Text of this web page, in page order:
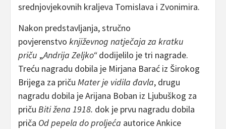
srednjovjekovnih kraljeva Tomislava i Zvonimira.
Nakon predstavljanja, stručno
povjerenstvo književnog natječaja za kratku
priču „Andrija Zeljko“dodijelilo je tri nagrade.
Treću nagradu dobila je Mirjana Barać iz Širokog
Brijega za priču Mater je vidila đavla, drugu
nagradu dobila je Arijana Boban iz Ljubuškog za
priču Biti žena 1918. dok je prvu nagradu dobila
priča Od pepela do proljeća autorice Ankice